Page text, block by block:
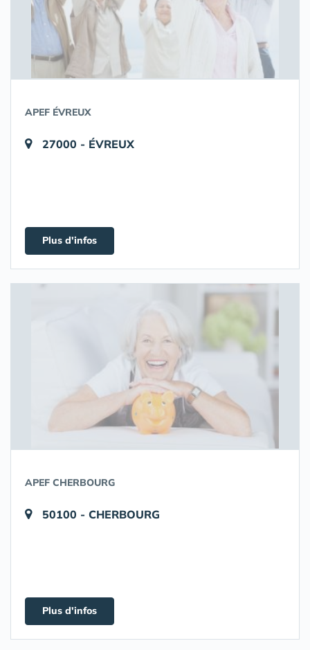
APEF ÉVREUX
27000 - ÉVREUX
Plus d'infos
APEF CHERBOURG
50100 - CHERBOURG
Plus d'infos